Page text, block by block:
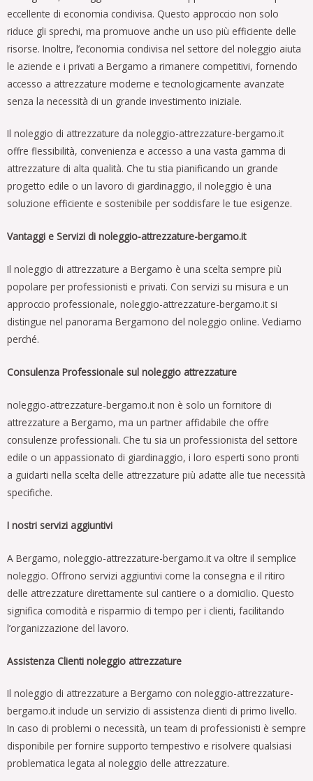
eccellente di economia condivisa. Questo approccio non solo
riduce gli sprechi, ma promuove anche un uso più efficiente delle
risorse. Inoltre, l’economia condivisa nel settore del noleggio aiuta
le aziende e i privati a Bergamo a rimanere competitivi, fornendo
accesso a attrezzature moderne e tecnologicamente avanzate
senza la necessità di un grande investimento iniziale.
Il noleggio di attrezzature da noleggio-attrezzature-bergamo.it
offre flessibilità, convenienza e accesso a una vasta gamma di
attrezzature di alta qualità. Che tu stia pianificando un grande
progetto edile o un lavoro di giardinaggio, il noleggio è una
soluzione efficiente e sostenibile per soddisfare le tue esigenze.
Vantaggi e Servizi di noleggio-attrezzature-bergamo.it
Il noleggio di attrezzature a Bergamo è una scelta sempre più
popolare per professionisti e privati. Con servizi su misura e un
approccio professionale, noleggio-attrezzature-bergamo.it si
distingue nel panorama Bergamono del noleggio online. Vediamo
perché.
Consulenza Professionale sul noleggio attrezzature
noleggio-attrezzature-bergamo.it non è solo un fornitore di
attrezzature a Bergamo, ma un partner affidabile che offre
consulenze professionali. Che tu sia un professionista del settore
edile o un appassionato di giardinaggio, i loro esperti sono pronti
a guidarti nella scelta delle attrezzature più adatte alle tue necessità
specifiche.
I nostri servizi aggiuntivi
A Bergamo, noleggio-attrezzature-bergamo.it va oltre il semplice
noleggio. Offrono servizi aggiuntivi come la consegna e il ritiro
delle attrezzature direttamente sul cantiere o a domicilio. Questo
significa comodità e risparmio di tempo per i clienti, facilitando
l’organizzazione del lavoro.
Assistenza Clienti noleggio attrezzature
Il noleggio di attrezzature a Bergamo con noleggio-attrezzature-
bergamo.it include un servizio di assistenza clienti di primo livello.
In caso di problemi o necessità, un team di professionisti è sempre
disponibile per fornire supporto tempestivo e risolvere qualsiasi
problematica legata al noleggio delle attrezzature.